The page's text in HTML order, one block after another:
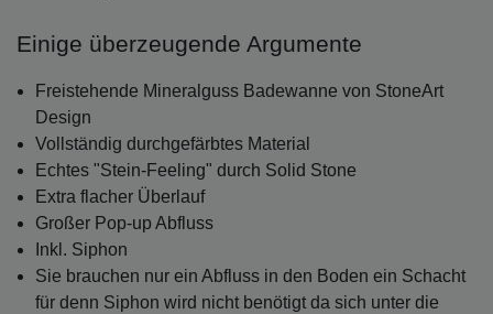
Einige überzeugende Argumente
Freistehende Mineralguss Badewanne von StoneArt
Design
Vollständig durchgefärbtes Material
Echtes "Stein-Feeling" durch Solid Stone
Extra flacher Überlauf
Großer Pop-up Abfluss
Inkl. Siphon
Sie brauchen nur ein Abfluss in den Boden ein Schacht
für denn Siphon wird nicht benötigt da sich unter die